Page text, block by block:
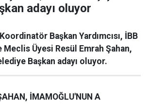
adayı oluyor
Başkan Yardımcısı, İBB
Üyesi Resül Emrah Şahan,
Başkan adayı oluyor.
İMAMOĞLU'NUN A